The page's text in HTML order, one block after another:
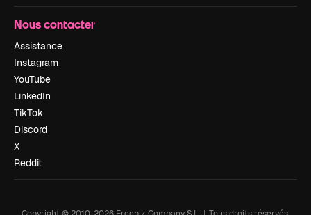
Nous contacter
Assistance
Instagram
YouTube
LinkedIn
TikTok
Discord
X
Reddit